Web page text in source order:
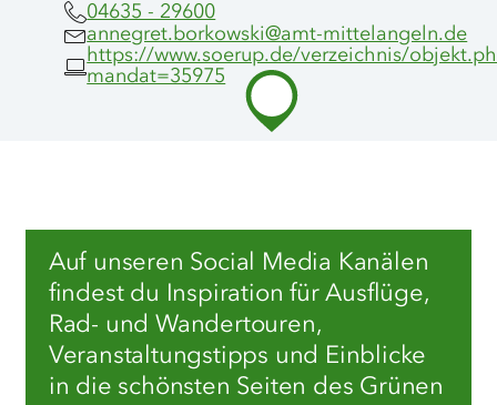
04635 - 29600
annegret.borkowski@amt-mittelangeln.de
https://www.soerup.de/verzeichnis/
mandat=35975
Auf unseren Social Media Kanälen
findest du Inspiration für Ausflüge,
Rad- und Wandertouren,
Veranstaltungstipps und Einblicke
in die schönsten Seiten des Grünen